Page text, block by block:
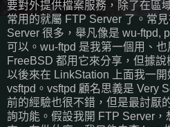
要對外提供檔案服務，除了在區
常用的就屬 FTP Server 了。常
Server 很多，舉凡像是 wu-ftpd,
可以。wu-ftpd 是我第一個用、
FreeBSD 都用它來分享，但據
以後來在 LinkStation 上面我一
vsftpd。vsftpd 顧名思義是 Very
前的經驗也很不錯，但是最討厭
詢功能。假設我開 FTP Server